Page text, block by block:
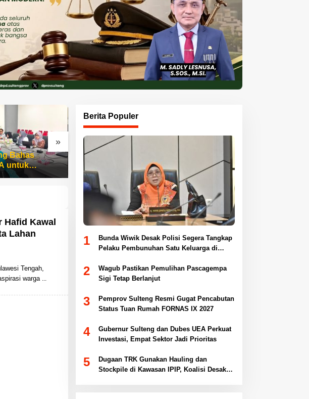
»
Bahas
untuk
Pansus DPRD Sulteng
Dorong Percepatan
Penyelesaian Konflik
Agraria Sawit di Toli-Toli
Bunda Wiwik Dorong
Anggaran Ketahanan
Keluarga Diperkuat
Hafid Kawal
Lahan
Tengah,
warga
Berita Populer
1
Bunda Wiwik Desak Polisi Segera Tangkap
Pelaku Pembunuhan Satu Keluarga di
2
Wagub Pastikan Pemulihan Pascagempa
Sigi Tetap Berlanjut
3
Pemprov Sulteng Resmi Gugat Pencabutan
Status Tuan Rumah FORNAS IX 2027
4
Gubernur Sulteng dan Dubes UEA Perkuat
Investasi, Empat Sektor Jadi Prioritas
5
Dugaan TRK Gunakan Hauling dan
Stockpile di Kawasan IPIP, Koalisi Desak